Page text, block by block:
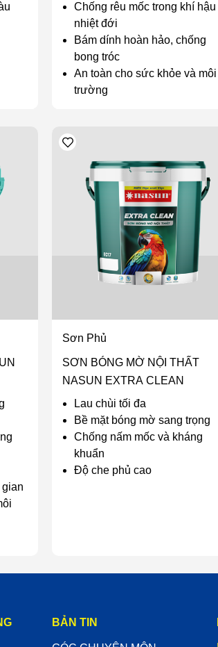
Chống rêu mốc trong khí hậu
nhiệt đới
Bám dính hoàn hảo, chống
bong tróc
An toàn cho sức khỏe và môi
trường
Sơn Phủ
SƠN BÓNG MỜ NỘI THẤT
NASUN EXTRA CLEAN
Lau chùi tối đa
Bề mặt bóng mờ sang trọng
Chống nấm mốc và kháng
khuẩn
Độ che phủ cao
BẢN TIN